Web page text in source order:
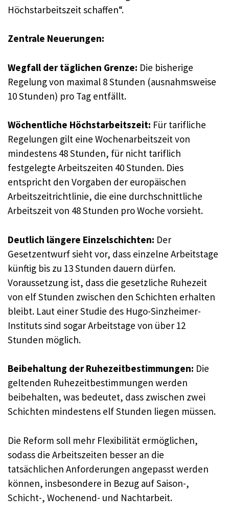
Höchstarbeitszeit schaffen“.
Zentrale Neuerungen:
Wegfall der täglichen Grenze: Die bisherige
Regelung von maximal 8 Stunden (ausnahmsweise
10 Stunden) pro Tag entfällt.
Wöchentliche Höchstarbeitszeit: Für tarifliche
Regelungen gilt eine Wochenarbeitszeit von
mindestens 48 Stunden, für nicht tariflich
festgelegte Arbeitszeiten 40 Stunden. Dies
entspricht den Vorgaben der europäischen
Arbeitszeitrichtlinie, die eine durchschnittliche
Arbeitszeit von 48 Stunden pro Woche vorsieht.
Deutlich längere Einzelschichten: Der
Gesetzentwurf sieht vor, dass einzelne Arbeitstage
künftig bis zu 13 Stunden dauern dürfen.
Voraussetzung ist, dass die gesetzliche Ruhezeit
von elf Stunden zwischen den Schichten erhalten
bleibt. Laut einer Studie des Hugo-Sinzheimer-
Instituts sind sogar Arbeitstage von über 12
Stunden möglich.
Beibehaltung der Ruhezeitbestimmungen: Die
geltenden Ruhezeitbestimmungen werden
beibehalten, was bedeutet, dass zwischen zwei
Schichten mindestens elf Stunden liegen müssen.
Die Reform soll mehr Flexibilität ermöglichen,
sodass die Arbeitszeiten besser an die
tatsächlichen Anforderungen angepasst werden
können, insbesondere in Bezug auf Saison-,
Schicht-, Wochenend- und Nachtarbeit.